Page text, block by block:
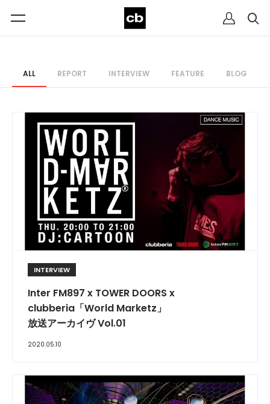
ALL REPORT INTERVIEW FEATURE BLOG
INTERVIEW
Inter FM897 x TOWER DOORS x
clubberia「World Marketz」
放送アーカイヴ Vol.01
2020.05.10